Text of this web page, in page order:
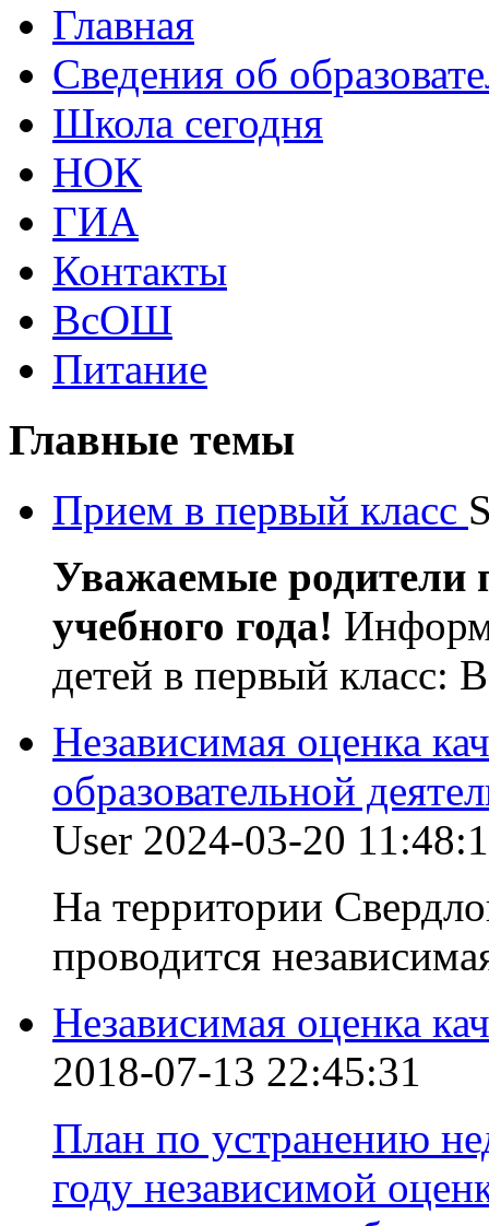
Главная
Сведения об
Школа сегодня
НОК
ГИА
Контакты
ВсОШ
Питание
Главные темы
Прием в первый класс
Уважаемые родители
учебного года!
детей в первый класс:
Независимая оценка
образовательной
User 2024-03-20
На территории
проводится
Независимая оценка
2018-07-13 22:45:31
План по устранению
году независимой